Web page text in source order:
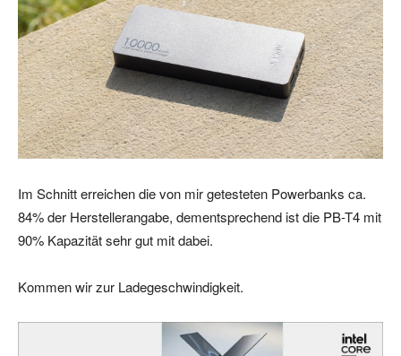
Im Schnitt erreichen die von mir getesteten Powerbanks ca.
84% der Herstellerangabe, dementsprechend ist die PB-T4 mit
90% Kapazität sehr gut mit dabei.
Kommen wir zur Ladegeschwindigkeit.